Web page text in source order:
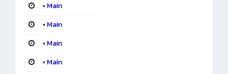
• Main
• Main
• Main
• Main